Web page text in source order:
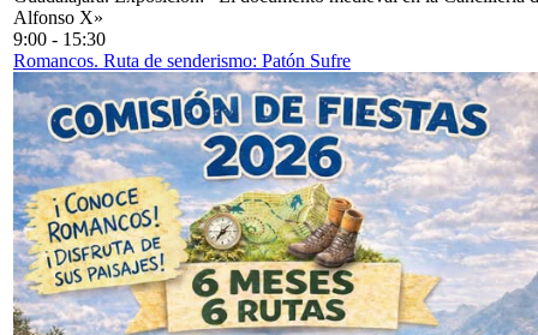
Alfonso X»
9:00 - 15:30
Romancos. Ruta de senderismo: Patón Sufre